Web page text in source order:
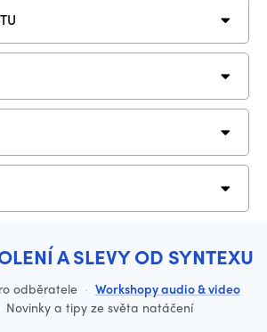
A SLEVY OD SYNTEXU
odběratele · Workshopy audio & video
Novinky a tipy ze světa natáčení